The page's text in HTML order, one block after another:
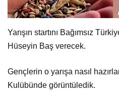
Yarışın startını Bağımsız
Hüseyin Baş verecek.
Gençlerin o yarışa nasıl
Kulübünde görüntüledik.